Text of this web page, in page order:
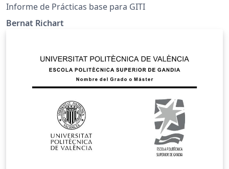
Informe de Prácticas base para GITI
Bernat Richart